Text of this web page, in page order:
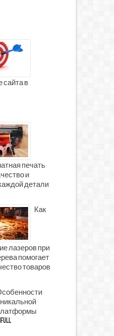
в
печать
и
детали
Как
лазеров при
помогает
товаров